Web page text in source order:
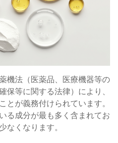
機法（医薬品、医療機器等の
保等に関する法律）により、
とが義務付けられています。
る成分が最も多く含まれてお
なくなります。